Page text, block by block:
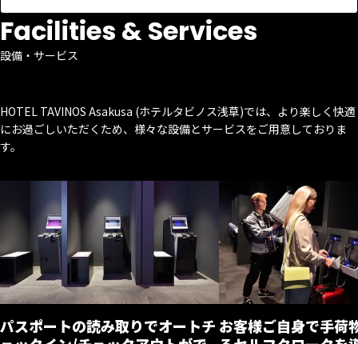
Facilities & Services
設備・サービス
HOTEL TAVINOS Asakusa (ホテルタビノス浅草)では、より楽しく快適
にお過ごしいただくため、様々な設備とサービスをご用意しておりま
す。
パスポートの読み取りでオートチ お客様ご自身で手荷